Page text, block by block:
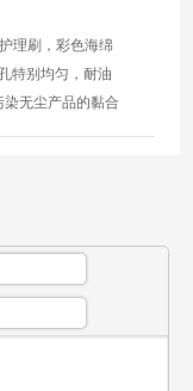
理刷，彩色海绵
特别均匀，耐油
无尘产品的黏合